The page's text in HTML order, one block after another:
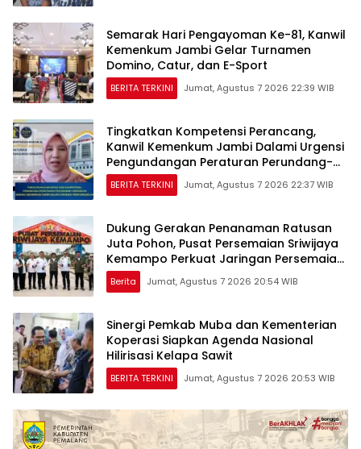
Semarak Hari Pengayoman Ke-81, Kanwil
Kemenkum Jambi Gelar Turnamen
Domino, Catur, dan E-Sport
BERITA TERKINI Jumat, Agustus 7 2026 22:39 WIB
Tingkatkan Kompetensi Perancang,
Kanwil Kemenkum Jambi Dalami Urgensi
Pengundangan Peraturan Perundang-
undangan
BERITA TERKINI Jumat, Agustus 7 2026 22:37 WIB
Dukung Gerakan Penanaman Ratusan
Juta Pohon, Pusat Persemaian Sriwijaya
Kemampo Perkuat Jaringan Persemaian
Nasional*
Berita Jumat, Agustus 7 2026 20:54 WIB
Sinergi Pemkab Muba dan Kementerian
Koperasi Siapkan Agenda Nasional
Hilirisasi Kelapa Sawit
BERITA TERKINI Jumat, Agustus 7 2026 20:53 WIB